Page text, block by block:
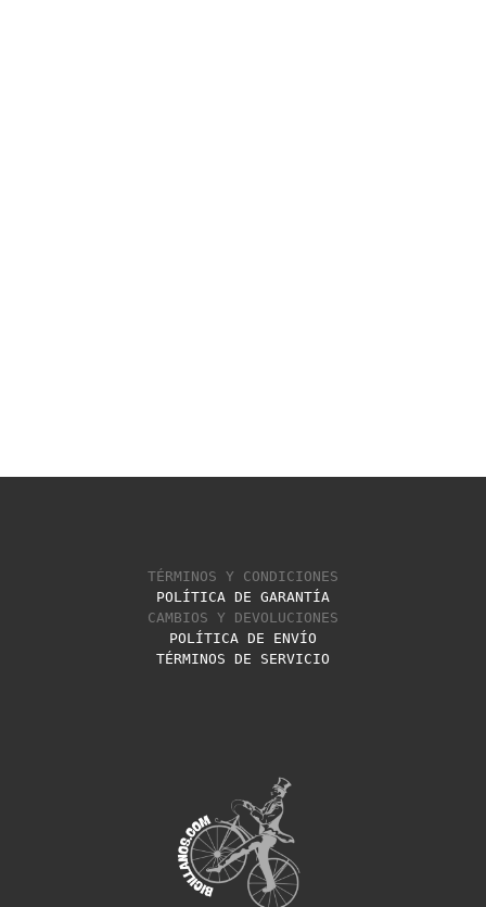
TÉRMINOS Y CONDICIONES
POLÍTICA DE GARANTÍA
CAMBIOS Y DEVOLUCIONES
POLÍTICA DE ENVÍO
TÉRMINOS DE SERVICIO